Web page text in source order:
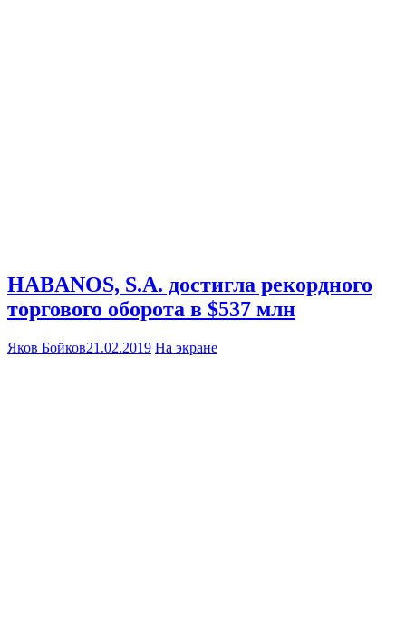
HABANOS, S.A. достигла рекордного
торгового оборота в $537 млн
Яков Бойков21.02.2019 На экране